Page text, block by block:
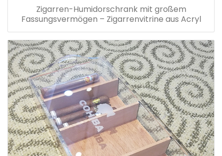
Zigarren-Humidorschrank mit großem
Fassungsvermögen – Zigarrenvitrine aus Acryl